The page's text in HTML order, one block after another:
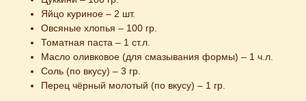
Яйцо куриное – 2 шт.
Овсяные хлопья – 100 гр.
Томатная паста – 1 ст.л.
Масло оливковое (для смазывания формы) – 1 ч.л.
Соль (по вкусу) – 3 гр.
Перец чёрный молотый (по вкусу) – 1 гр.